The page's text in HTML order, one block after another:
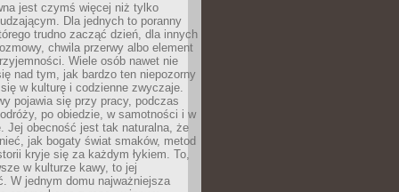
jest czymś więcej niż tylko
Dla jednych to poranny
trudno zacząć dzień, dla innych
chwila przerwy albo element
Wiele osób nawet nie
nad tym, jak bardzo ten niepozorny
się w kulturę i codzienne zwyczaje.
pojawia się przy pracy, podczas
po obiedzie, w samotności i w
Jej obecność jest tak naturalna, że
jak bogaty świat smaków, metod
kryje się za każdym łykiem. To,
w kulturze kawy, to jej
W jednym domu najważniejsza